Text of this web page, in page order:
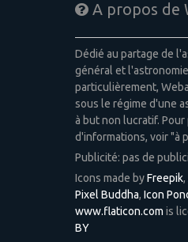
A propos de
Dédié au partage de
général et
particulièrement,
sous le régime d'une
à but non lucratif. Pour
d'informations, voir "à
Publicité: pas de
Icons made byFreepik,
Pixel Buddha, Icon
www.flaticon.com is
BY